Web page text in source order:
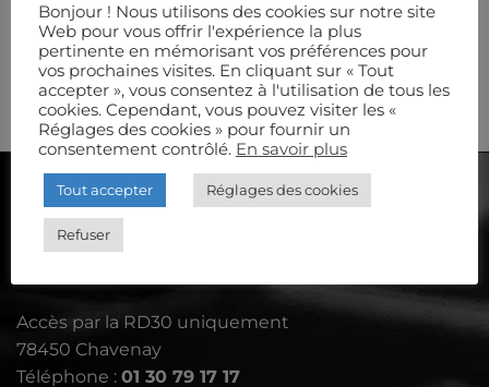
EQUIPE SCÈNE
AUDIOSCÈNE
Le Petit Aulnay - rue de Davron
Accès par la RD30 uniquement
78450 Chavenay
Téléphone : 01 30 79 17 17
Bonjour ! Nous utilisons des cookies sur notre site
Web pour vous offrir l'expérience la plus
pertinente en mémorisant vos préférences pour
vos prochaines visites. En cliquant sur « Tout
accepter », vous consentez à l'utilisation de tous les
cookies. Cependant, vous pouvez visiter les «
Réglages des cookies » pour fournir un
consentement contrôlé. En savoir plus
Tout accepter Réglages des cookies
Refuser